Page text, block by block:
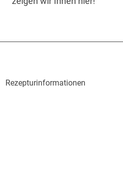
Rezepturinformationen